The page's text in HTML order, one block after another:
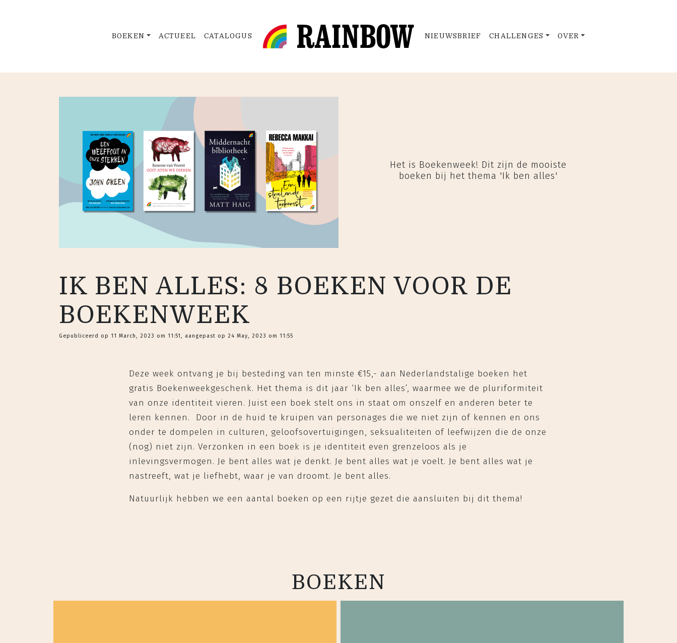
BOEKEN ACTUEEL CATALOGUS NIEUWSBRIEF CHALLENGES OVER
Het is Boekenweek! Dit zijn de mooiste
boeken bij het thema 'Ik ben alles'
IK BEN ALLES: 8 BOEKEN VOOR DE
BOEKENWEEK
Gepubliceerd op 11 March, 2023 om 11:51, aangepast op 24 May, 2023 om 11:55
Deze week ontvang je bij besteding van ten minste €15,- aan Nederlandstalige boeken het
gratis Boekenweekgeschenk. Het thema is dit jaar ‘Ik ben alles’, waarmee we de pluriformiteit
van onze identiteit vieren. Juist een boek stelt ons in staat om onszelf en anderen beter te
leren kennen. Door in de huid te kruipen van personages die we niet zijn of kennen en ons
onder te dompelen in culturen, geloofsovertuigingen, seksualiteiten of leefwijzen die de onze
(nog) niet zijn. Verzonken in een boek is je identiteit even grenzeloos als je
inlevingsvermogen. Je bent alles wat je denkt. Je bent alles wat je voelt. Je bent alles wat je
nastreeft, wat je liefhebt, waar je van droomt. Je bent alles.
Natuurlijk hebben we een aantal boeken op een rijtje gezet die aansluiten bij dit thema!
BOEKEN